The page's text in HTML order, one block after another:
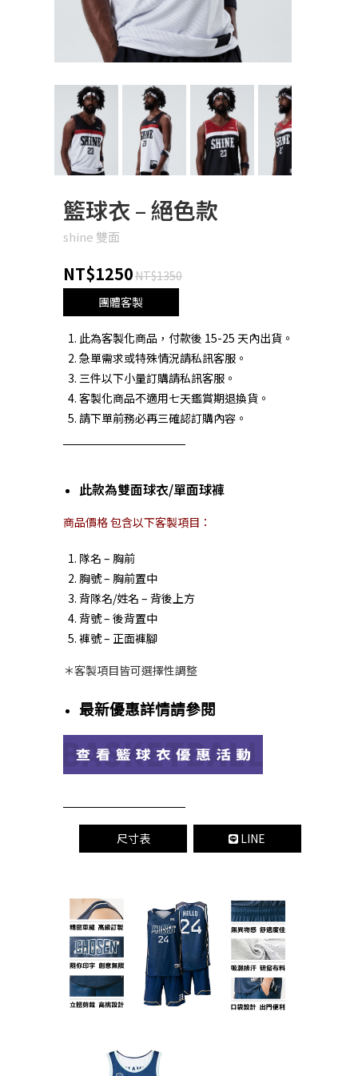
Next
籃球衣 – 絕色款
shine 雙面
NT$1250NT$1350
團體客製
此為客製化商品，付款後 15-25 天內出貨。
急單需求或特殊情況請私訊客服。
三件以下小量訂購請私訊客服。
客製化商品不適用七天鑑賞期退換貨。
請下單前務必再三確認訂購內容。
此款為雙面球衣/單面球褲
商品價格 包含以下客製項目：
隊名 – 胸前
胸號 – 胸前置中
背隊名/姓名 – 背後上方
背號 – 後背置中
褲號 – 正面褲腳
＊客製項目皆可選擇性調整
最新優惠詳情請參閱
尺寸表 LINE